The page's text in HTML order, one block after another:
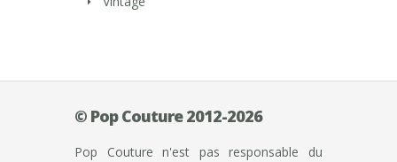
© Pop Couture 2012-2026
Pop Couture n'est pas responsable du